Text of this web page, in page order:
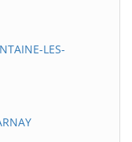
LES-